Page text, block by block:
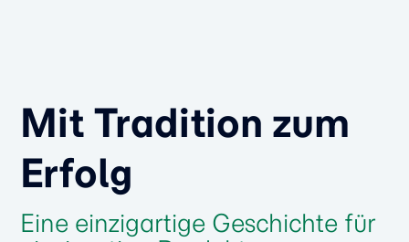
Mit Tradition zum
Erfolg
Eine einzigartige Geschichte für